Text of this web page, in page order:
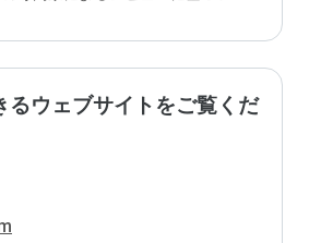
るウェブサイトをご覧くだ